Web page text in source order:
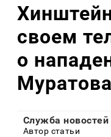
своем
о
Муратова
Служба новостей
Автор статьи